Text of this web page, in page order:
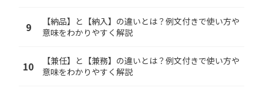
9
【納品】と【納入】の違いとは？例文付きで使い方や
意味をわかりやすく解説
10
【兼任】と【兼務】の違いとは？例文付きで使い方や
意味をわかりやすく解説